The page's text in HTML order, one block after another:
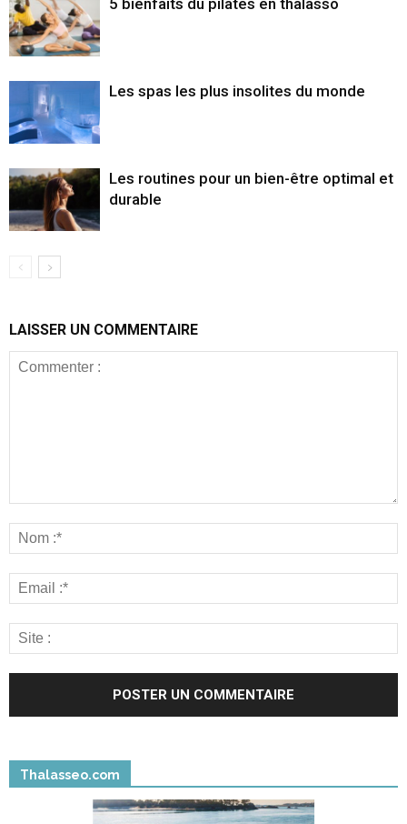
5 bienfaits du pilates en thalasso
Les spas les plus insolites du monde
Les routines pour un bien-être optimal et
durable
LAISSER UN COMMENTAIRE
Thalasseo.com